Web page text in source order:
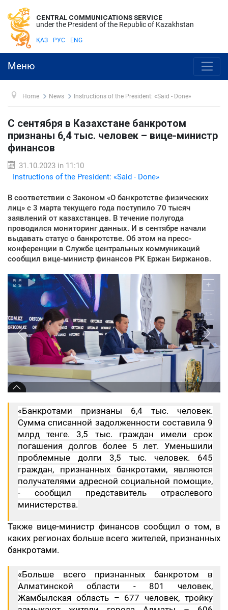
CENTRAL COMMUNICATIONS SERVICE
under the President of the Republic of Kazakhstan
ҚАЗ РУС ENG
Меню
Home News Instructions of the President: «Said - Done»
С сентября в Казахстане банкротом
признаны 6,4 тыс. человек – вице-министр
финансов
31.10.2023 in 11:10
Instructions of the President: «Said - Done»
В соответствии с Законом «О банкротстве физических
лиц» с 3 марта текущего года поступило 70 тысяч
заявлений от казахстанцев. В течение полугода
проводился мониторинг данных. И в сентябре начали
выдавать статус о банкротстве. Об этом на пресс-
конференции в Службе центральных коммуникаций
сообщил вице-министр финансов РК Ержан Биржанов.
«Банкротами признаны 6,4 тыс. человек.
Сумма списанной задолженности составила 9
млрд тенге. 3,5 тыс. граждан имели срок
погашения долгов более 5 лет. Уменьшили
проблемные долги 3,5 тыс. человек. 645
граждан, признанных банкротами, являются
получателями адресной социальной помощи»,
- сообщил представитель отраслевого
министерства.
Также вице-министр финансов сообщил о том, в
каких регионах больше всего жителей, признанных
банкротами.
«Больше всего признанных банкротом в
Алматинской области - 801 человек,
Жамбылская область – 677 человек, тройку